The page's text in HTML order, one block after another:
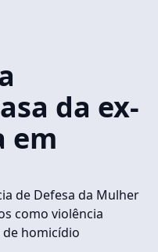
da ex-
em
de Defesa da Mulher
como violência
homicídio